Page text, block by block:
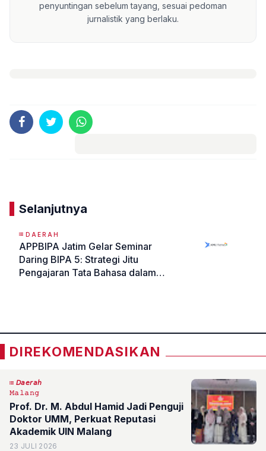
penyuntingan sebelum tayang, sesuai pedoman
jurnalistik yang berlaku.
Selanjutnya
DAERAH
APPBIPA Jatim Gelar Seminar
Daring BIPA 5: Strategi Jitu
Pengajaran Tata Bahasa dalam
DIREKOMENDASIKAN
𝘋𝘢𝘦𝘳𝘢𝘩
𝙼𝚊𝚕𝚊𝚗𝚐
Prof. Dr. M. Abdul Hamid Jadi Penguji
Doktor UMM, Perkuat Reputasi
Akademik UIN Malang
23 JULI 2026